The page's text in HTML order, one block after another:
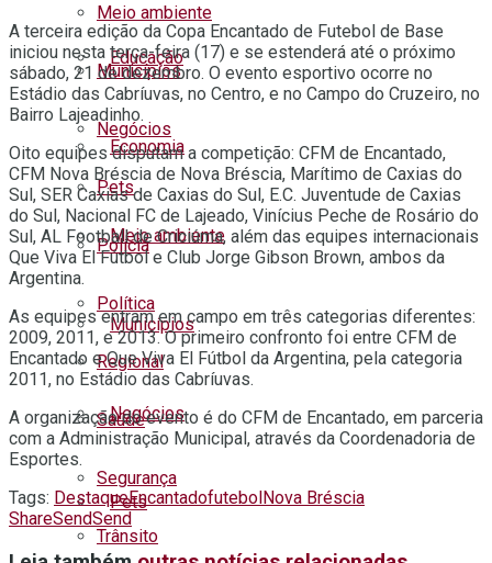
Educação
Economia
Meio ambiente
Municípios
Negócios
Pets
Meio ambiente
Municípios
Negócios
Pets
Polícia
Política
Regional
Saúde
Segurança
Trânsito
A terceira edição da Copa Encantado de Futebol de Base
iniciou nesta terça-feira (17) e se estenderá até o próximo
sábado, 21 de dezembro. O evento esportivo ocorre no
Estádio das Cabríuvas, no Centro, e no Campo do Cruzeiro, no
Bairro Lajeadinho.
Oito equipes disputam a competição: CFM de Encantado,
CFM Nova Bréscia de Nova Bréscia, Marítimo de Caxias do
Sul, SER Caxias de Caxias do Sul, E.C. Juventude de Caxias
do Sul, Nacional FC de Lajeado, Vinícius Peche de Rosário do
Sul, AL Football de Criciúma, além das equipes internacionais
Que Viva El Fútbol e Club Jorge Gibson Brown, ambos da
Argentina.
As equipes entram em campo em três categorias diferentes:
2009, 2011, e 2013. O primeiro confronto foi entre CFM de
Encantado e Que Viva El Fútbol da Argentina, pela categoria
2011, no Estádio das Cabríuvas.
A organização do evento é do CFM de Encantado, em parceria
com a Administração Municipal, através da Coordenadoria de
Esportes.
Tags: DestaqueEncantadofutebolNova Bréscia
ShareSendSend